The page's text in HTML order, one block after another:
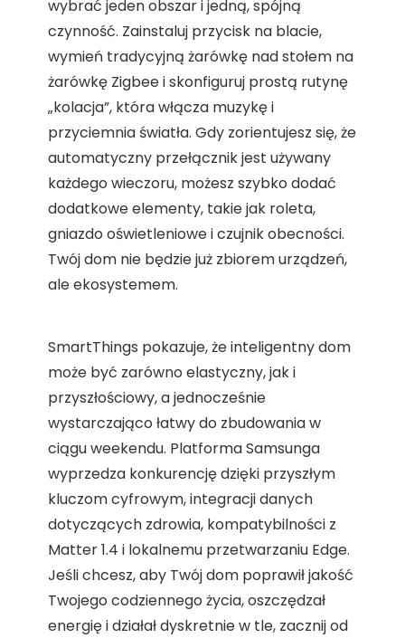
wybrać jeden obszar i jedną, spójną
czynność. Zainstaluj przycisk na blacie,
wymień tradycyjną żarówkę nad stołem na
żarówkę Zigbee i skonfiguruj prostą rutynę
„kolacja”, która włącza muzykę i
przyciemnia światła. Gdy zorientujesz się, że
automatyczny przełącznik jest używany
każdego wieczoru, możesz szybko dodać
dodatkowe elementy, takie jak roleta,
gniazdo oświetleniowe i czujnik obecności.
Twój dom nie będzie już zbiorem urządzeń,
ale ekosystemem.
SmartThings pokazuje, że inteligentny dom
może być zarówno elastyczny, jak i
przyszłościowy, a jednocześnie
wystarczająco łatwy do zbudowania w
ciągu weekendu. Platforma Samsunga
wyprzedza konkurencję dzięki przyszłym
kluczom cyfrowym, integracji danych
dotyczących zdrowia, kompatybilności z
Matter 1.4 i lokalnemu przetwarzaniu Edge.
Jeśli chcesz, aby Twój dom poprawił jakość
Twojego codziennego życia, oszczędzał
energię i działał dyskretnie w tle, zacznij od